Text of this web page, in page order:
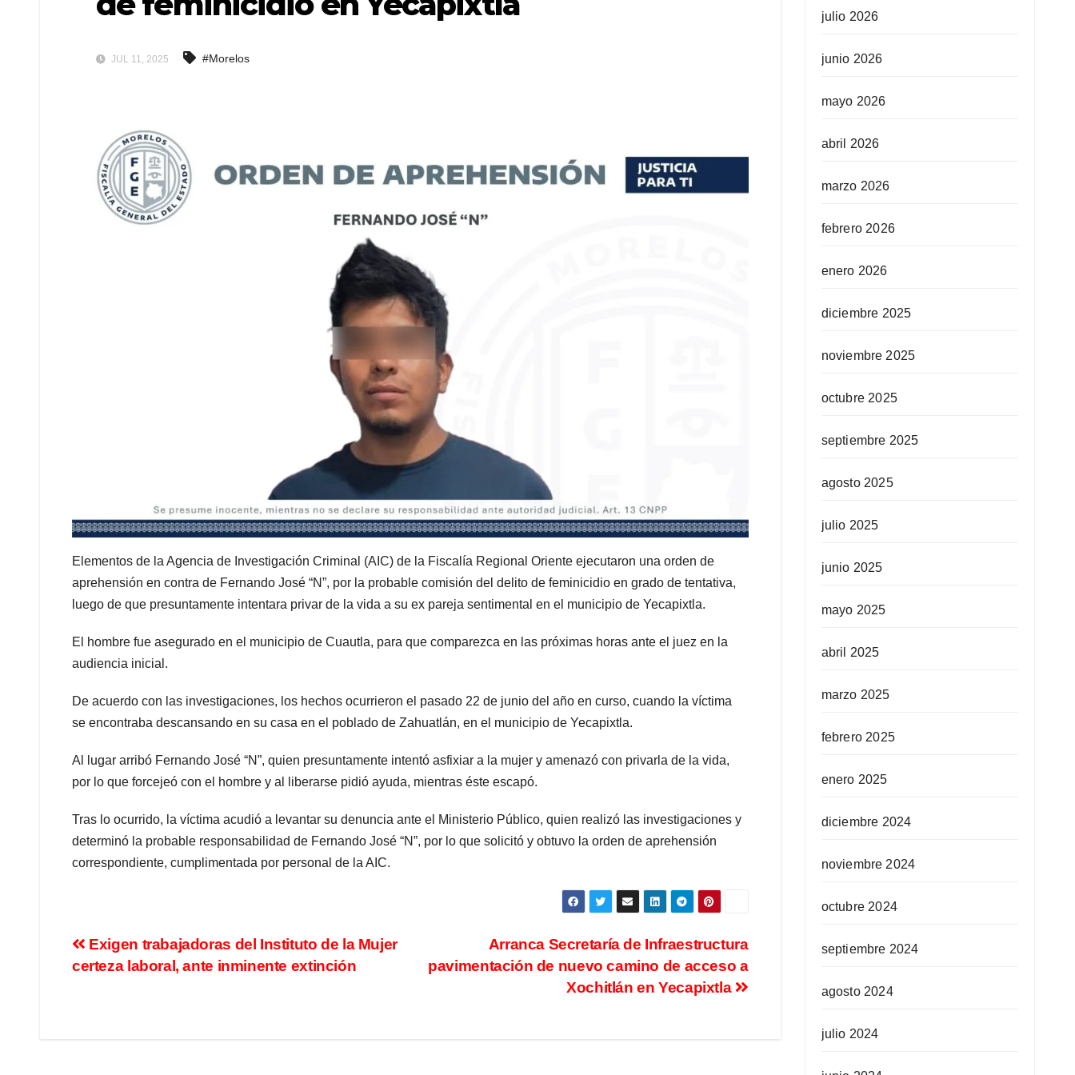
JUL 11, 2025 #Morelos
Elementos de la Agencia de Investigación Criminal (AIC) de la Fiscalía Regional Oriente ejecutaron una orden de
aprehensión en contra de Fernando José “N”, por la probable comisión del delito de feminicidio en grado de tentativa,
luego de que presuntamente intentara privar de la vida a su ex pareja sentimental en el municipio de Yecapixtla.
El hombre fue asegurado en el municipio de Cuautla, para que comparezca en las próximas horas ante el juez en la
audiencia inicial.
De acuerdo con las investigaciones, los hechos ocurrieron el pasado 22 de junio del año en curso, cuando la víctima
se encontraba descansando en su casa en el poblado de Zahuatlán, en el municipio de Yecapixtla.
Al lugar arribó Fernando José “N”, quien presuntamente intentó asfixiar a la mujer y amenazó con privarla de la vida,
por lo que forcejeó con el hombre y al liberarse pidió ayuda, mientras éste escapó.
Tras lo ocurrido, la víctima acudió a levantar su denuncia ante el Ministerio Público, quien realizó las investigaciones y
determinó la probable responsabilidad de Fernando José “N”, por lo que solicitó y obtuvo la orden de aprehensión
correspondiente, cumplimentada por personal de la AIC.
Arranca Secretaría de Infraestructura
pavimentación de nuevo camino de acceso a
Xochitlán en Yecapixtla
Exigen trabajadoras del Instituto de la Mujer
certeza laboral, ante inminente extinción
julio 2026
junio 2026
mayo 2026
abril 2026
marzo 2026
febrero 2026
enero 2026
diciembre 2025
noviembre 2025
octubre 2025
septiembre 2025
agosto 2025
julio 2025
junio 2025
mayo 2025
abril 2025
marzo 2025
febrero 2025
enero 2025
diciembre 2024
noviembre 2024
octubre 2024
septiembre 2024
agosto 2024
julio 2024